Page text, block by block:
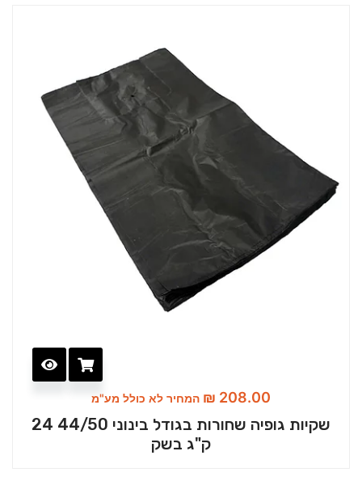
₪ 208.00 המחיר לא כולל מע"מ
שקיות גופיה שחורות בגודל בינוני 44/50 24
ק"ג בשק